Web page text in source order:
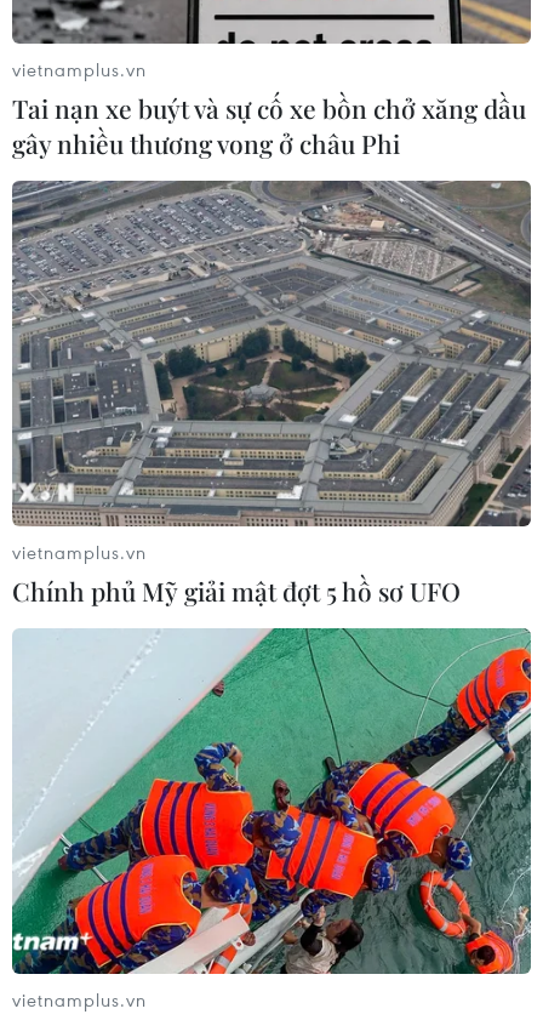
Hãng xe công nghệ tăng cường tuyển
dụng trong bình thường mới
11/03/2022 05:56
Nhằm đáp ứng nhu cầu ngày càng nhiều của khách
hàng, một số hãng xe công nghệ như Gojek liên tục
thông báo tuyển dụng tài xế với nhiều ưu đãi hấp dẫn.
vietnamplus.vn
Tai nạn xe buýt và sự cố xe bồn chở xăng dầu
gây nhiều thương vong ở châu Phi
vietnamplus.vn
Chính phủ Mỹ giải mật đợt 5 hồ sơ UFO
vietnamplus.vn